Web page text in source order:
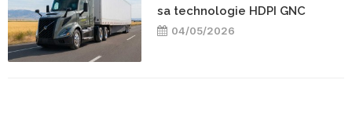
sa technologie HDPI GNC
04/05/2026